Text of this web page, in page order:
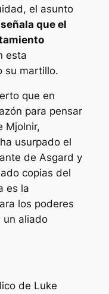
el asunto
que el
esta
su martillo.
que en
para pensar
Mjolnir,
usurpado el
de Asgard y
copias del
es la
los poderes
un aliado
de Luke